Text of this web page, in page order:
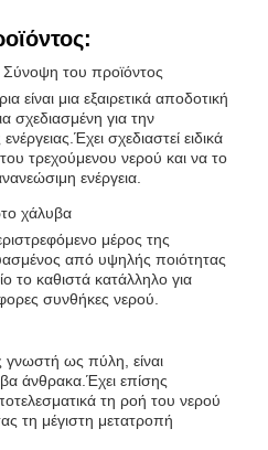
του προϊόντος
είναι μια εξαιρετικά αποδοτική
σχεδιασμένη για την
σχεδιαστεί ειδικά
τρεχούμενου νερού και να το
ενέργεια.
χάλυβα
μέρος της
από υψηλής ποιότητας
το καθιστά κατάλληλο για
συνθήκες νερού.
γνωστή ως πύλη, είναι
άνθρακα.Έχει επίσης
τη ροή του νερού
τη μέγιστη μετατροπή